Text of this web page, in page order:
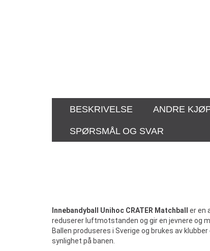
BESKRIVELSE ANDRE
SPØRSMÅL OG SVAR
Innebandyball Unihoc CRATER Matchball er en
reduserer luftmotstanden og gir en jevnere og
Ballen produseres i Sverige og brukes av
synlighet på banen.